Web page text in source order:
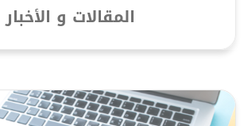
المقالات و الأخبار